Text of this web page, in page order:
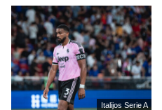
Italijos Serie A